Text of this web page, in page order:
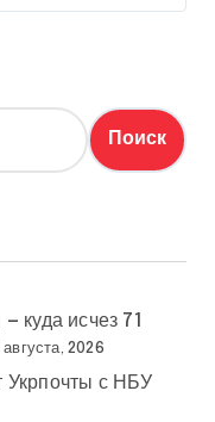
куда исчез 71
августа, 2026
Укрпочты с НБУ